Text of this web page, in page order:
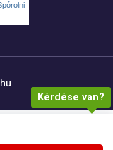
Kérdése van?